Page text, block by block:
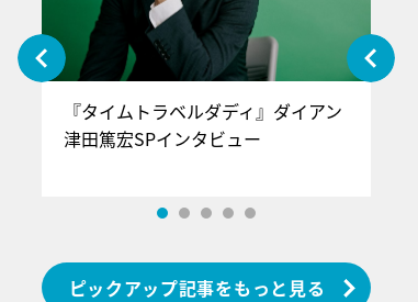
『タイムトラベルダディ』ダイアン
津田篤宏SPインタビュー
ピックアップ記事をもっと見る